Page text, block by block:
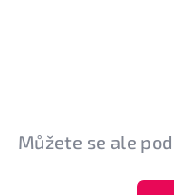
Můžete se ale